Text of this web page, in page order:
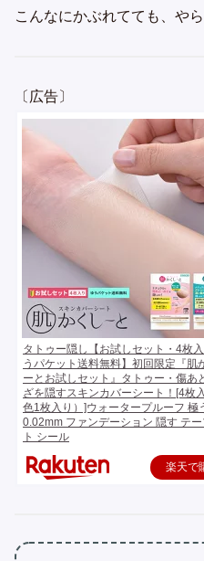
こんなにかぶれてても、や
〔広告〕
タトゥー隠し【お試しセット・4枚
うパケット送料無料】初回限定『肌
ーとお試しセット』タトゥー・傷あ
ざを隠すスキンカバーシート！[4枚
色1枚入り）]ウォータープルーフ 極
0.02mm ファンデーション 隠す テー
ト シール
楽天で